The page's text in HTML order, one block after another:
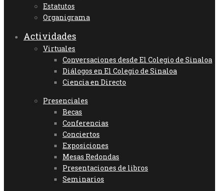
Estatutos
Organigrama
Actividades
Virtuales
Conversaciones desde El Colegio de Sinaloa
Diálogos en El Colegio de Sinaloa
Ciencia en Directo
Presenciales
Becas
Conferencias
Conciertos
Exposiciones
Mesas Redondas
Presentaciones de libros
Seminarios